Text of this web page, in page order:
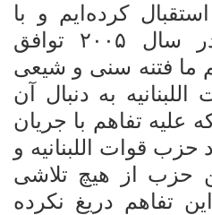
کرده‌ایم و با
سال
توافق
ما فتنه سنی و شیعی
به دنبال آن
علیه تفاهم با جریان
حزب قوات اللبنانیه و
حزب از هیچ تلاشی
تفاهم دریغ نکرده